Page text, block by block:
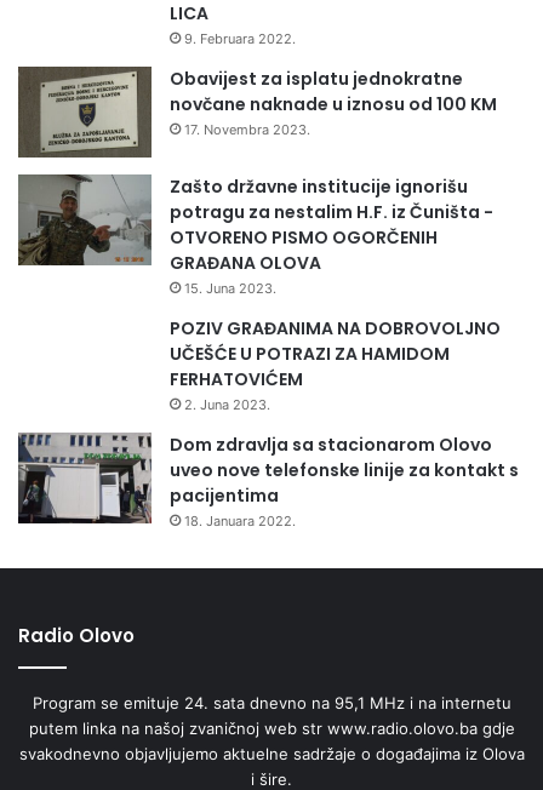
LICA
9. Februara 2022.
Obavijest za isplatu jednokratne
novčane naknade u iznosu od 100 KM
17. Novembra 2023.
Zašto državne institucije ignorišu
potragu za nestalim H.F. iz Čuništa -
OTVORENO PISMO OGORČENIH
GRAĐANA OLOVA
15. Juna 2023.
POZIV GRAĐANIMA NA DOBROVOLJNO
UČEŠĆE U POTRAZI ZA HAMIDOM
FERHATOVIĆEM
2. Juna 2023.
Dom zdravlja sa stacionarom Olovo
uveo nove telefonske linije za kontakt s
pacijentima
18. Januara 2022.
Radio Olovo
Program se emituje 24. sata dnevno na 95,1 MHz i na internetu
putem linka na našoj zvaničnoj web str www.radio.olovo.ba gdje
svakodnevno objavljujemo aktuelne sadržaje o događajima iz Olova
i šire.